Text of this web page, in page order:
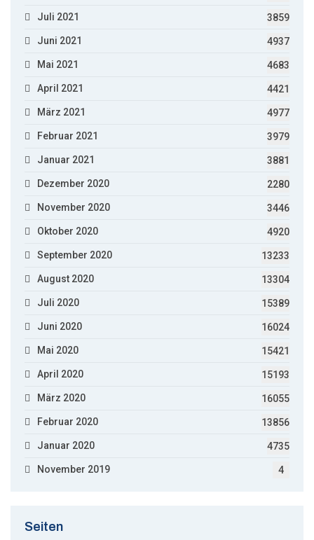
Juli 2021 3859
Juni 2021 4937
Mai 2021 4683
April 2021 4421
März 2021 4977
Februar 2021 3979
Januar 2021 3881
Dezember 2020 2280
November 2020 3446
Oktober 2020 4920
September 2020 13233
August 2020 13304
Juli 2020 15389
Juni 2020 16024
Mai 2020 15421
April 2020 15193
März 2020 16055
Februar 2020 13856
Januar 2020 4735
November 2019 4
Seiten